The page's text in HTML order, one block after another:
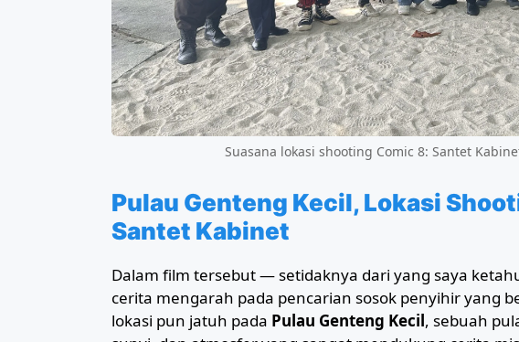
Suasana lokasi shooting Comic 8: Santet
Pulau Genteng Kecil, Lokasi
Santet Kabinet
Dalam film tersebut — setidaknya dari yang saya
cerita mengarah pada pencarian sosok penyihir yang
lokasi pun jatuh pada Pulau Genteng Kecil, sebuah